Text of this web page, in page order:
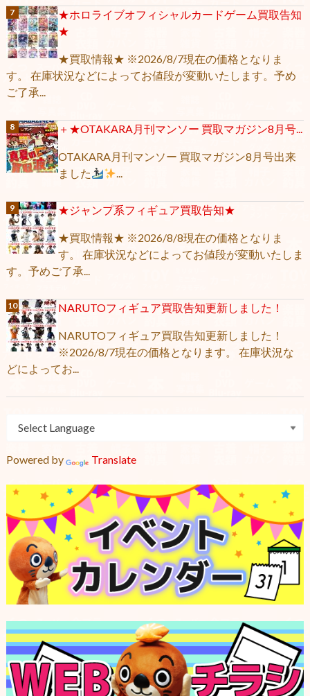
★ホロライブオフィシャルカードゲーム買取告知
★
★買取情報★ ※2026/8/7現在の価格となりま
す。 在庫状況などによってお値段が変動いたします。予め
ご了承...
＋★OTAKARA月刊マンソー 買取マガジン8月号...
OTAKARA月刊マンソー 買取マガジン8月号出来
ました
...
★ジャンプ系フィギュア買取告知★
★買取情報★ ※2026/8/8現在の価格となりま
す。 在庫状況などによってお値段が変動いたしま
す。予めご了承...
NARUTOフィギュア買取告知更新しました！
NARUTOフィギュア買取告知更新しました！
※2026/8/7現在の価格となります。 在庫状況な
どによってお...
Powered by Translate